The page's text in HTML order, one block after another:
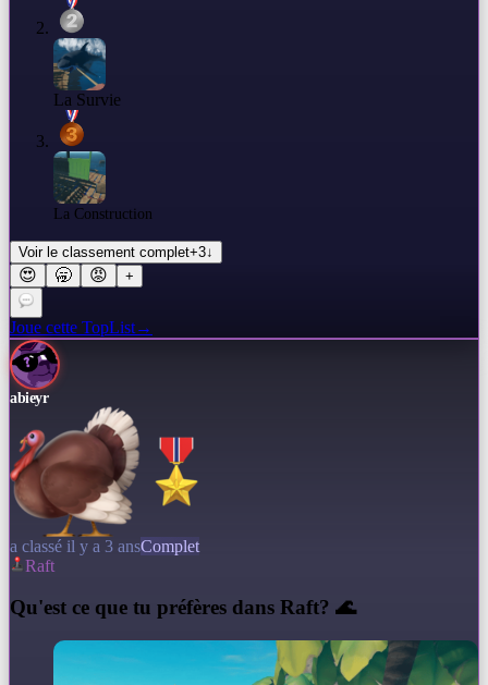
La Survie
La Construction
Voir le classement complet+3↓
😍 🥱 😡 +
Joue cette TopList→
abieyr
a classé il y a 3 ansComplet
Raft
Qu'est ce que tu préfères dans Raft? 🌊